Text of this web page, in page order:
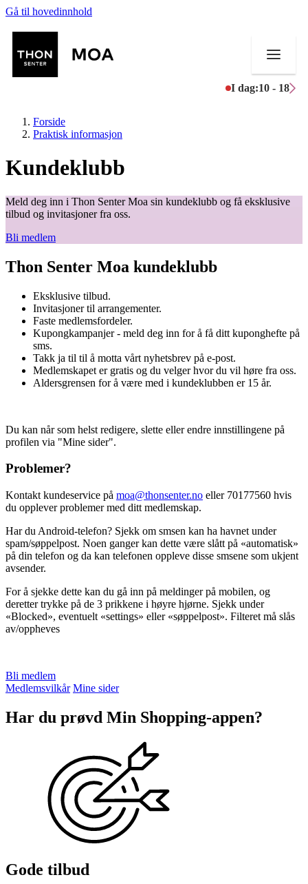
Gå til hovedinnhold
I dag:10 - 18
Mat og drikke
Helse
Aktiviteter
Tilbud
Inspirasjon
Søk
Åpningstider
Praktisk informasjon
Ledige stillinger
Magasin
Gavekort
Finn frem
Forside
Praktisk informasjon
Kundeklubb
Meld deg inn i Thon Senter Moa sin kundeklubb og få eksklusive
tilbud og invitasjoner fra oss.
Bli medlem
Thon Senter Moa kundeklubb
Eksklusive tilbud.
Invitasjoner til arrangementer.
Faste medlemsfordeler.
Kupongkampanjer - meld deg inn for å få ditt kuponghefte på
sms.
Takk ja til til å motta vårt nyhetsbrev på e-post.
Medlemskapet er gratis og du velger hvor du vil høre fra oss.
Aldersgrensen for å være med i kundeklubben er 15 år.
Du kan når som helst redigere, slette eller endre innstillingene på
profilen via "Mine sider".
Problemer?
Kontakt kundeservice på moa@thonsenter.no eller 70177560 hvis
du opplever problemer med ditt medlemskap.
Har du Android-telefon? Sjekk om smsen kan ha havnet under
spam/søppelpost. Noen ganger kan dette være slått på «automatisk»
på din telefon og da kan telefonen oppleve disse smsene som ukjent
avsender.
For å sjekke dette kan du gå inn på meldinger på mobilen, og
deretter trykke på de 3 prikkene i høyre hjørne. Sjekk under
«Blocked», eventuelt «settings» eller «søppelpost». Filteret må slås
av/oppheves
Bli medlem
Medlemsvilkår Mine sider
Har du prøvd Min Shopping-appen?
Gode tilbud